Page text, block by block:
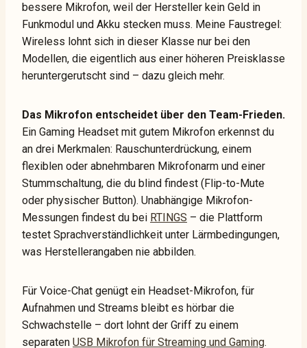
bessere Mikrofon, weil der Hersteller kein Geld in
Funkmodul und Akku stecken muss. Meine Faustregel:
Wireless lohnt sich in dieser Klasse nur bei den
Modellen, die eigentlich aus einer höheren Preisklasse
heruntergerutscht sind – dazu gleich mehr.
Das Mikrofon entscheidet über den Team-Frieden.
Ein Gaming Headset mit gutem Mikrofon erkennst du
an drei Merkmalen: Rauschunterdrückung, einem
flexiblen oder abnehmbaren Mikrofonarm und einer
Stummschaltung, die du blind findest (Flip-to-Mute
oder physischer Button). Unabhängige Mikrofon-
Messungen findest du bei RTINGS – die Plattform
testet Sprachverständlichkeit unter Lärmbedingungen,
was Herstellerangaben nie abbilden.
Für Voice-Chat genügt ein Headset-Mikrofon, für
Aufnahmen und Streams bleibt es hörbar die
Schwachstelle – dort lohnt der Griff zu einem
separaten USB Mikrofon für Streaming und Gaming.